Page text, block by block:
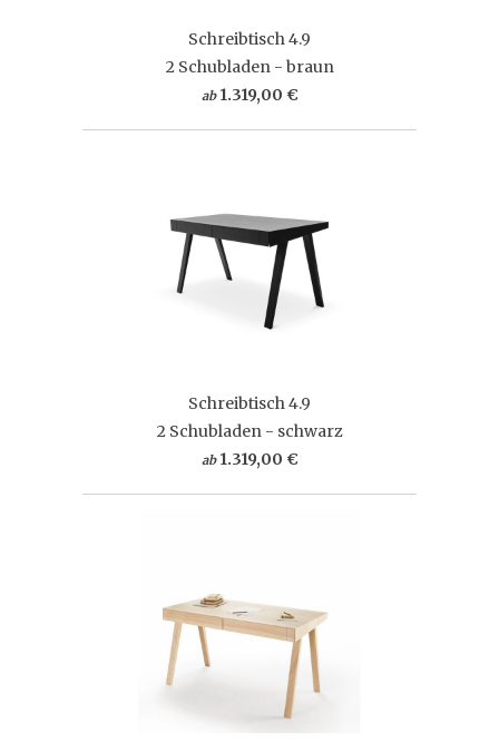
Schreibtisch 4.9
2 Schubladen - braun
ab 1.319,00 €
Schreibtisch 4.9
2 Schubladen - schwarz
ab 1.319,00 €